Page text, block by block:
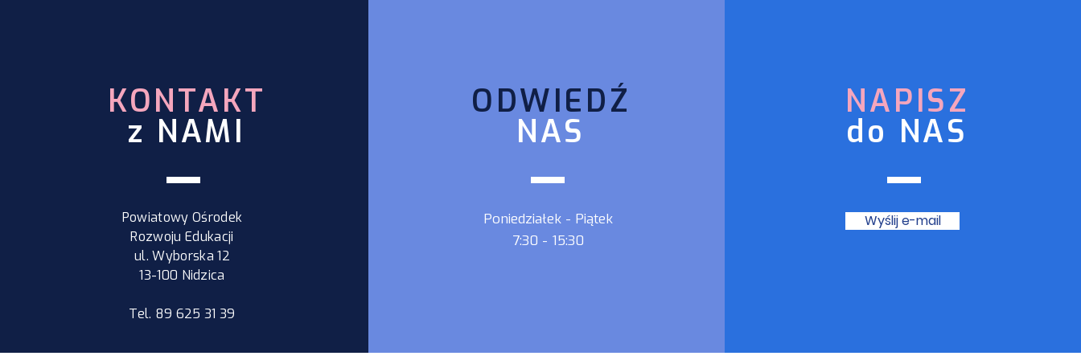
KONTAKT
z NAMI
Powiatowy Ośrodek
Rozwoju Edukacji
ul. Wyborska 12
13-100 Nidzica
Tel. 89 625 31 39
ODWIEDŹ
NAS
Poniedziałek - Piątek
7:30 - 15:30
NAPISZ
do NAS
Wyślij e-mail